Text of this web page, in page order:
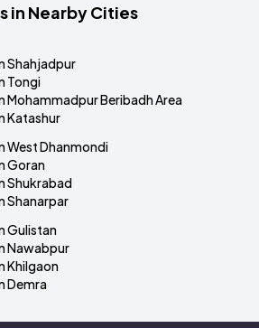
in Nearby Cities
Shahjadpur
Tongi
Mohammadpur Beribadh Area
Katashur
West Dhanmondi
Goran
Shukrabad
Shanarpar
Gulistan
Nawabpur
Khilgaon
Demra